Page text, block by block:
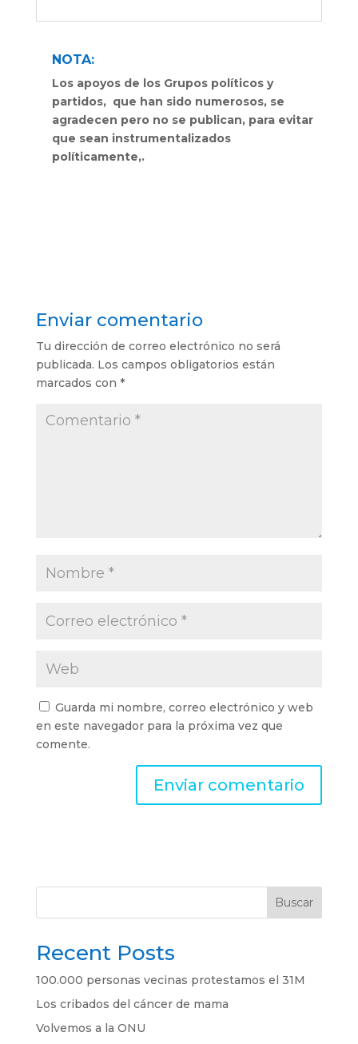
NOTA:
Los apoyos de los Grupos políticos y
partidos, que han sido numerosos, se
agradecen pero no se publican, para evitar
que sean instrumentalizados
políticamente,.
Enviar comentario
Tu dirección de correo electrónico no será
publicada. Los campos obligatorios están
marcados con *
Guarda mi nombre, correo electrónico y web
en este navegador para la próxima vez que
comente.
Buscar
Recent Posts
100.000 personas vecinas protestamos el 31M
Los cribados del cáncer de mama
Volvemos a la ONU